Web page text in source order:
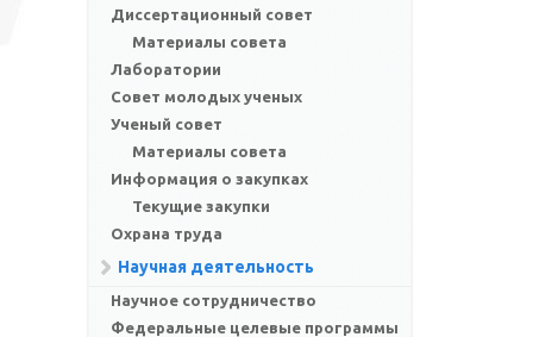
Диссертационный совет
Материалы совета
Лаборатории
Совет молодых ученых
Ученый совет
Материалы совета
Информация о закупках
Текущие закупки
Охрана труда
Научная деятельность
Научное сотрудничество
Федеральные целевые программы